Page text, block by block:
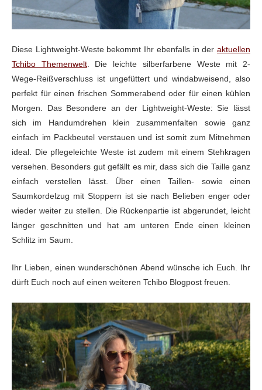
Diese Lightweight-Weste bekommt Ihr ebenfalls in der aktuellen
Tchibo Themenwelt. Die leichte silberfarbene Weste mit 2-
Wege-Reißverschluss ist ungefüttert und windabweisend, also
perfekt für einen frischen Sommerabend oder für einen kühlen
Morgen. Das Besondere an der Lightweight-Weste: Sie lässt
sich im Handumdrehen klein zusammenfalten sowie ganz
einfach im Packbeutel verstauen und ist somit zum Mitnehmen
ideal. Die pflegeleichte Weste ist zudem mit einem Stehkragen
versehen. Besonders gut gefällt es mir, dass sich die Taille ganz
einfach verstellen lässt. Über einen Taillen- sowie einen
Saumkordelzug mit Stoppern ist sie nach Belieben enger oder
wieder weiter zu stellen. Die Rückenpartie ist abgerundet, leicht
länger geschnitten und hat am unteren Ende einen kleinen
Schlitz im Saum.
Ihr Lieben, einen wunderschönen Abend wünsche ich Euch. Ihr
dürft Euch noch auf einen weiteren Tchibo Blogpost freuen.